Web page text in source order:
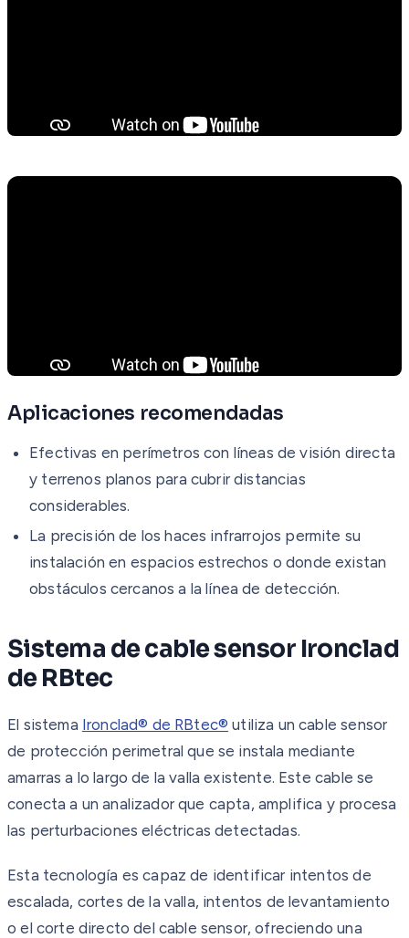
Aplicaciones recomendadas
Efectivas en perímetros con líneas de visión directa
y terrenos planos para cubrir distancias
considerables.
La precisión de los haces infrarrojos permite su
instalación en espacios estrechos o donde existan
obstáculos cercanos a la línea de detección.
Sistema de cable sensor Ironclad
de RBtec
El sistema Ironclad® de RBtec® utiliza un cable sensor
de protección perimetral que se instala mediante
amarras a lo largo de la valla existente. Este cable se
conecta a un analizador que capta, amplifica y procesa
las perturbaciones eléctricas detectadas.
Esta tecnología es capaz de identificar intentos de
escalada, cortes de la valla, intentos de levantamiento
o el corte directo del cable sensor, ofreciendo una